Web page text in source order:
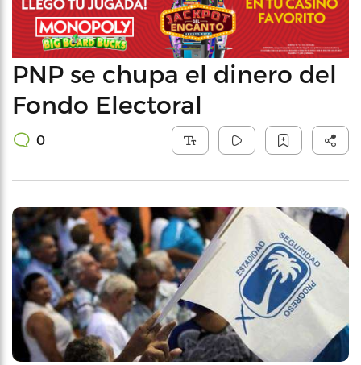
PNP se chupa el dinero del
Fondo Electoral
0